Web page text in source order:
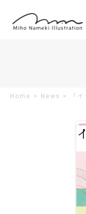
Home > News > 「